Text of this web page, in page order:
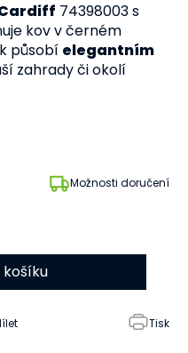
Možnosti doručení
Cardiff 74398003 s
kov v černém
působí elegantním
zahrady či okolí
Tisk
košíku